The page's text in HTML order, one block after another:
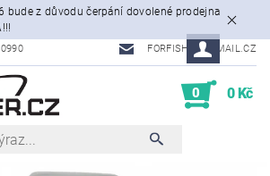
bude z důvodu čerpání dovolené prodejna
FORFISHER@EMAIL.CZ
0 0 Kč